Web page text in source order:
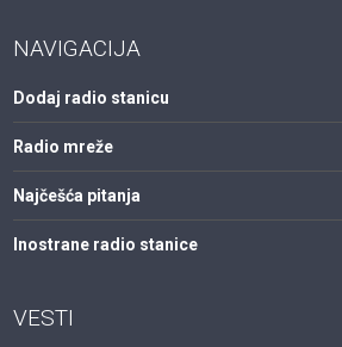
NAVIGACIJA
Dodaj radio stanicu
Radio mreže
Najčešća pitanja
Inostrane radio stanice
VESTI